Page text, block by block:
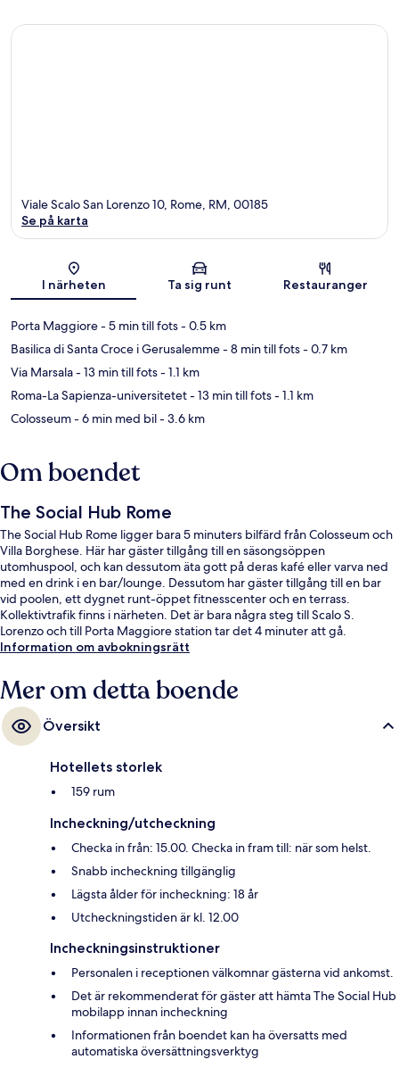
Karta
Viale Scalo San Lorenzo 10, Rome, RM, 00185
Se på karta
I närheten Ta sig runt Restauranger
Porta Maggiore- 5 min till fots- 0.5 km
Basilica di Santa Croce i Gerusalemme- 8 min till fots- 0.7 km
Via Marsala- 13 min till fots- 1.1 km
Roma-La Sapienza-universitetet- 13 min till fots- 1.1 km
Colosseum- 6 min med bil- 3.6 km
Om boendet
The Social Hub Rome
The Social Hub Rome ligger bara 5 minuters bilfärd från Colosseum och
Villa Borghese. Här har gäster tillgång till en säsongsöppen
utomhuspool, och kan dessutom äta gott på deras kafé eller varva ned
med en drink i en bar/lounge. Dessutom har gäster tillgång till en bar
vid poolen, ett dygnet runt-öppet fitnesscenter och en terrass.
Kollektivtrafik finns i närheten. Det är bara några steg till Scalo S.
Lorenzo och till Porta Maggiore station tar det 4 minuter att gå.
Information om avbokningsrätt
Mer om detta boende
Översikt
Hotellets storlek
159 rum
Incheckning/utcheckning
Checka in från: 15.00. Checka in fram till: när som helst.
Snabb incheckning tillgänglig
Lägsta ålder för incheckning: 18 år
Utcheckningstiden är kl. 12.00
Incheckningsinstruktioner
Personalen i receptionen välkomnar gästerna vid ankomst.
Det är rekommenderat för gäster att hämta The Social Hub
mobilapp innan incheckning
Informationen från boendet kan ha översatts med
automatiska översättningsverktyg